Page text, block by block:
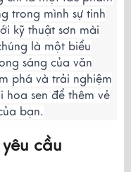
trong mình sự tinh
kỹ thuật sơn mài
là một biểu
sáng của văn
phá và trải nghiệm
hoa sen để thêm vẻ
bạn.
cầu